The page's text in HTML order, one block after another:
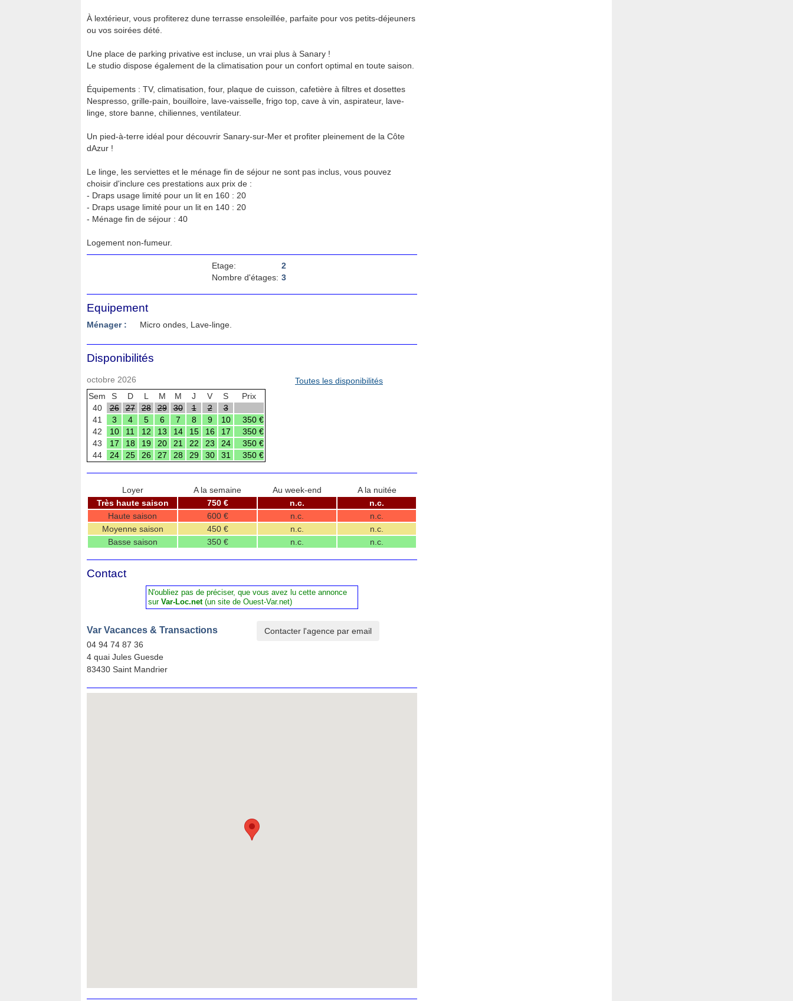
À lextérieur, vous profiterez dune terrasse ensoleillée, parfaite pour vos petits-déjeuners
ou vos soirées dété.
Une place de parking privative est incluse, un vrai plus à Sanary !
Le studio dispose également de la climatisation pour un confort optimal en toute saison.
Équipements : TV, climatisation, four, plaque de cuisson, cafetière à filtres et dosettes
Nespresso, grille-pain, bouilloire, lave-vaisselle, frigo top, cave à vin, aspirateur, lave-
linge, store banne, chiliennes, ventilateur.
Un pied-à-terre idéal pour découvrir Sanary-sur-Mer et profiter pleinement de la Côte
dAzur !
Le linge, les serviettes et le ménage fin de séjour ne sont pas inclus, vous pouvez
choisir d'inclure ces prestations aux prix de :
- Draps usage limité pour un lit en 160 : 20 
- Draps usage limité pour un lit en 140 : 20 
- Ménage fin de séjour : 40 
Logement non-fumeur.
Etage:
2
Nombre d'étages: 3
Equipement
Ménager : Micro ondes, Lave-linge.
Disponibilités
octobre 2026
Sem
S D L M M J V S
Prix
40
26 27 28 29 30 1 2
3
41
3 4 5 6 7 8 9 10
350 €
42
10 11 12 13 14 15 16 17
350 €
43
17 18 19 20 21 22 23 24
350 €
44
24 25 26 27 28 29 30 31 350 €
Toutes les disponibilités
Loyer A la semaine Au week-end
A la nuitée
Très haute saison
750 € n.c.
n.c.
Haute saison
600 € n.c.
n.c.
Moyenne saison
450 € n.c.
n.c.
Basse saison
350 € n.c. n.c.
Contact
N'oubliez pas de préciser, que vous avez lu cette annonce
sur Var-Loc.net(un site de Ouest-Var.net)
Var Vacances & Transactions
04 94 74 87 36
4 quai Jules Guesde
83430 Saint Mandrier